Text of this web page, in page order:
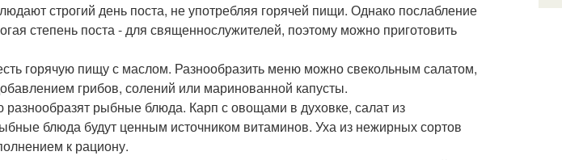
строгий день поста, не употребляя горячей пищи. Однако послабление
степень поста - для священнослужителей, поэтому можно приготовить
горячую пищу с маслом. Разнообразить меню можно свекольным салатом,
грибов, солений или маринованной капусты.
рыбные блюда. Карп с овощами в духовке, салат из
блюда будут ценным источником витаминов. Уха из нежирных сортов
к рациону.